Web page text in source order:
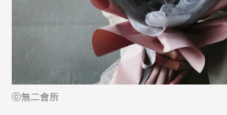
ⓒ無二會所